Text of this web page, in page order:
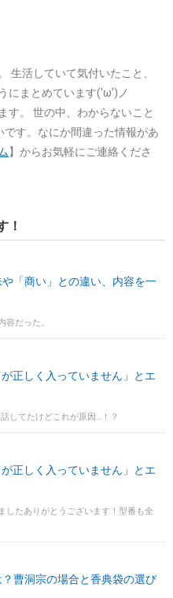
生活していて気付いたこと、
にまとめています('ω')ノ
す。
世の中、わからないこと
す。なにか間違った情報があ
】からお気軽にご連絡くださ
！
「商い」との違い、内容を一
容だった。
正しく入っていません」とエ
してたけどこれが原因…！？
正しく入っていません」とエ
したありがとうございます！型番も全
曹洞宗の場合と香典袋の選び